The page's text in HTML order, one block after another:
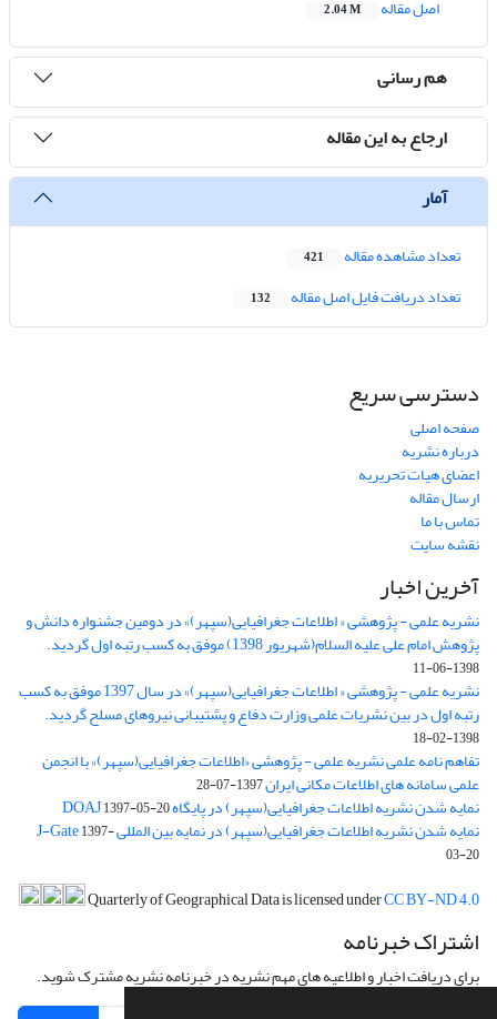
اصل مقاله
2.04 M
هم رسانی
ارجاع به این مقاله
آمار
تعداد مشاهده مقاله 421
تعداد دریافت فایل اصل مقاله 132
دسترسی سریع
صفحه اصلی
درباره نشریه
اعضای هیات تحریریه
ارسال مقاله
تماس با ما
نقشه سایت
آخرین اخبار
نشریه علمی - پژوهشی « اطلاعات جغرافیایی(سپهر)» در دومین جشنواره دانش و
پژوهش امام علی علیه السلام(شهریور 1398) موفق به کسب رتبه اول گردید.
1398-06-11
نشریه علمی - پژوهشی « اطلاعات جغرافیایی(سپهر)» در سال 1397 موفق به کسب
رتبه اول در بین نشریات علمی وزارت دفاع و پشتیبانی نیروهای مسلح گردید.
1398-02-18
تفاهم نامه علمی نشریه علمی - پژوهشی «اطلاعات جغرافیایی(سپهر)» با انجمن
علمی سامانه های اطلاعات مکانی ایران1397-07-28
نمایه شدن نشریه اطلاعات جغرافیایی(سپهر) در پایگاه DOAJ1397-05-20
نمایه شدن نشریه اطلاعات جغرافیایی(سپهر) در نمایه بین المللی J-Gate1397-
03-20
Quarterly of Geographical Data is licensed underCC BY-ND 4.0
اشتراک خبرنامه
برای دریافت اخبار و اطلاعیه های مهم نشریه در خبرنامه نشریه مشترک شوید.